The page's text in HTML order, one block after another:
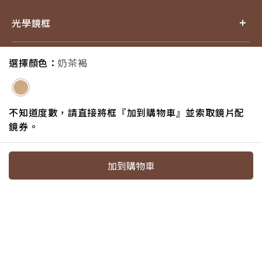
選擇顏色： 奶茶褐
不知道度數，請直接將框『加到購物車』並索取鏡片配
鏡券。
加到購物車
追蹤我們
光學鏡框
產品小百科
探索品牌